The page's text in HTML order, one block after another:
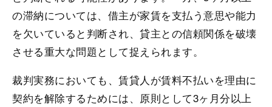
の滞納については、借主が家賃を支払う意思や能力
を欠いていると判断され、貸主との信頼関係を破壊
させる重大な問題として捉えられます。
裁判実務においても、賃貸人が賃料不払いを理由に
契約を解除するためには、原則として3ヶ月分以上